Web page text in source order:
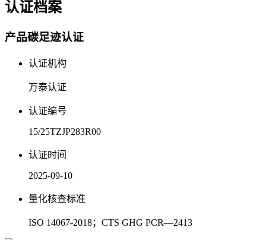
认证档案
产品碳足迹认证
认证机构
万泰认证
认证编号
15/25TZJP283R00
认证时间
2025-09-10
量化核查标准
ISO 14067-2018；CTS GHG PCR—2413